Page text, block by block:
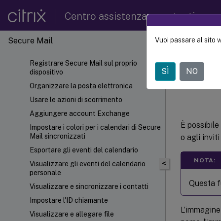
Centro assistenza per utenti
Secure Mail
Registrare Secure Mail sul proprio
dispositivo
Organizzare la posta elettronica
Usare le azioni di scorrimento
Aggiungere account Exchange
Impostare i colori per i calendari di Secure
Mail sincronizzati
Esportare gli eventi del calendario
Visualizzare gli eventi del calendario
personale
Visualizzare e sincronizzare i contatti
Impostare l'ID chiamante
Visualizzare e allegare file
<
È
o agli inviti
NOTA:
Questa
Vuoi passare al sito
SÌ NO